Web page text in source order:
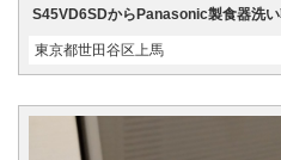
S45VD6SDからPanasonic製食器洗
東京都世田谷区上馬